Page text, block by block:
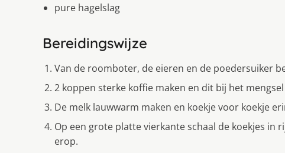
pure hagelslag
Bereidingswijze
Van de roomboter, de eieren en de poedersuiker
2 koppen sterke koffie maken en dit bij het
De melk lauwwarm maken en koekje voor koekje
Op een grote platte vierkante schaal de koekjes in
erop.